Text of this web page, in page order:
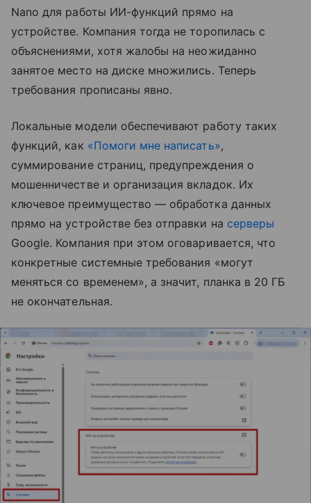
Nano для работы ИИ-функций прямо на
устройстве. Компания тогда не торопилась с
объяснениями, хотя жалобы на неожиданно
занятое место на диске множились. Теперь
требования прописаны явно.
Локальные модели обеспечивают работу таких
функций, как «Помоги мне написать»,
суммирование страниц, предупреждения о
мошенничестве и организация вкладок. Их
ключевое преимущество — обработка данных
прямо на устройстве без отправки на серверы
Google. Компания при этом оговаривается, что
конкретные системные требования «могут
меняться со временем», а значит, планка в 20 ГБ
не окончательная.